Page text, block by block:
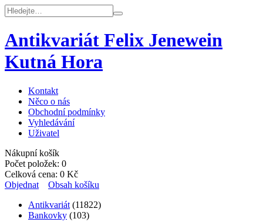
Antikvariát Felix Jenewein
Kutná Hora
Kontakt
Něco o nás
Obchodní podmínky
Vyhledávání
Uživatel
Nákupní košík
Počet položek: 0
Celková cena: 0 Kč
Objednat
Obsah košíku
Antikvariát (11822)
Bankovky (103)